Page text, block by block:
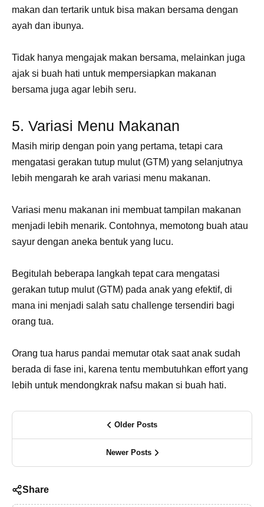
makan dan tertarik untuk bisa makan bersama dengan
ayah dan ibunya.
Tidak hanya mengajak makan bersama, melainkan juga
ajak si buah hati untuk mempersiapkan makanan
bersama juga agar lebih seru.
5. Variasi Menu Makanan
Masih mirip dengan poin yang pertama, tetapi cara
mengatasi gerakan tutup mulut (GTM) yang selanjutnya
lebih mengarah ke arah variasi menu makanan.
Variasi menu makanan ini membuat tampilan makanan
menjadi lebih menarik. Contohnya, memotong buah atau
sayur dengan aneka bentuk yang lucu.
Begitulah beberapa langkah tepat cara mengatasi
gerakan tutup mulut (GTM) pada anak yang efektif, di
mana ini menjadi salah satu challenge tersendiri bagi
orang tua.
Orang tua harus pandai memutar otak saat anak sudah
berada di fase ini, karena tentu membutuhkan effort yang
lebih untuk mendongkrak nafsu makan si buah hati.
Older Posts
Newer Posts
Share